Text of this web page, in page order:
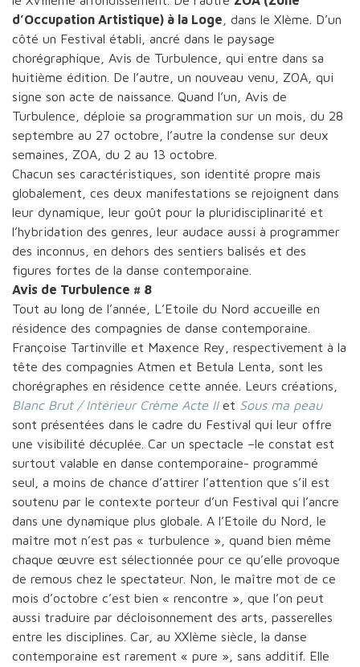
d’Occupation Artistique) à la Loge , dans le XIème. D’un
côté un Festival établi, ancré dans le paysage
chorégraphique, Avis de Turbulence, qui entre dans sa
huitième édition. De l’autre, un nouveau venu, ZOA, qui
signe son acte de naissance. Quand l’un, Avis de
Turbulence, déploie sa programmation sur un mois, du 28
septembre au 27 octobre, l’autre la condense sur deux
semaines, ZOA, du 2 au 13 octobre.
Chacun ses caractéristiques, son identité propre mais
globalement, ces deux manifestations se rejoignent dans
leur dynamique, leur goût pour la pluridisciplinarité et
l’hybridation des genres, leur audace aussi à programmer
des inconnus, en dehors des sentiers balisés et des
figures fortes de la danse contemporaine.
Avis de Turbulence # 8
Tout au long de l’année, L’Etoile du Nord accueille en
résidence des compagnies de danse contemporaine.
Françoise Tartinville et Maxence Rey, respectivement à la
tête des compagnies Atmen et Betula Lenta, sont les
chorégraphes en résidence cette année. Leurs créations,
Blanc Brut / Intérieur Crème Acte IIet Sous ma peau
sont présentées dans le cadre du Festival qui leur offre
une visibilité décuplée. Car un spectacle –le constat est
surtout valable en danse contemporaine- programmé
seul, a moins de chance d’attirer l’attention que s’il est
soutenu par le contexte porteur d’un Festival qui l’ancre
dans une dynamique plus globale. A l’Etoile du Nord, le
maître mot n’est pas « turbulence », quand bien même
chaque œuvre est sélectionnée pour ce qu’elle provoque
de remous chez le spectateur. Non, le maître mot de ce
mois d’octobre c’est bien « rencontre », que l’on peut
aussi traduire par décloisonnement des arts, passerelles
entre les disciplines. Car, au XXIème siècle, la danse
contemporaine est rarement « pure », sans additif. Elle